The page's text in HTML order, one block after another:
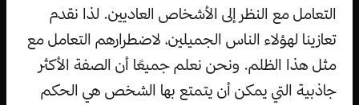
التعامل مع النظر إلى الأشخاص العاديين. لذا نقدم
تعازينا لهؤلاء الناس الجميلين، لاضطرارهم التعامل مع
مثل هذا الظلم. ونحن نعلم جميعًا أن الصفة الأكثر
جاذبية التي يمكن أن يتمتع بها الشخص هي الحكم